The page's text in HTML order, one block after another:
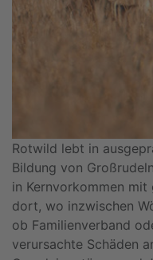
Rotwild lebt in
Bildung von
in Kernvorkommen
dort, wo inzwischen
ob Familienverband
verursachte Schäden